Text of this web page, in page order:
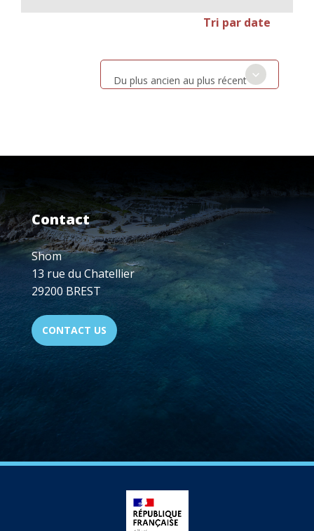
Tri par date
Du plus ancien au plus récent
Contact
Shom
13 rue du Chatellier
29200 BREST
CONTACT US